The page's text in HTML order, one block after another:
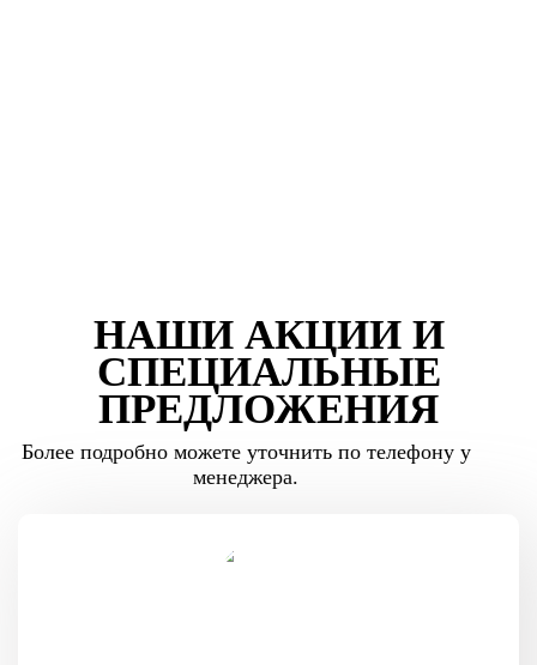
НАШИ АКЦИИ И
СПЕЦИАЛЬНЫЕ
ПРЕДЛОЖЕНИЯ
Более подробно можете уточнить по телефону у
менеджера.